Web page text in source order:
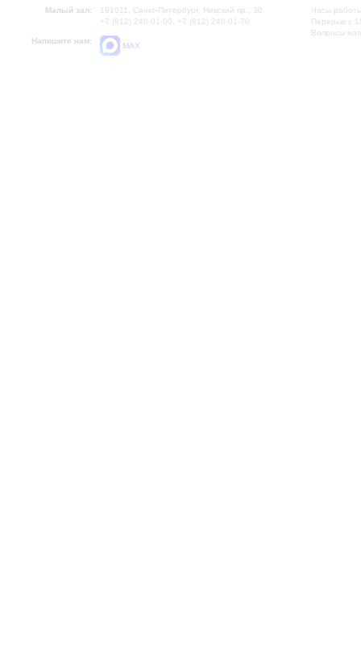
Малый зал:
191011, Санкт-Петербург, Невский пр., 30
+7 (812) 240-01-00, +7 (812) 240-01-70
Напишите нам:
MAX
Часы
Перерыв с
Вопросы